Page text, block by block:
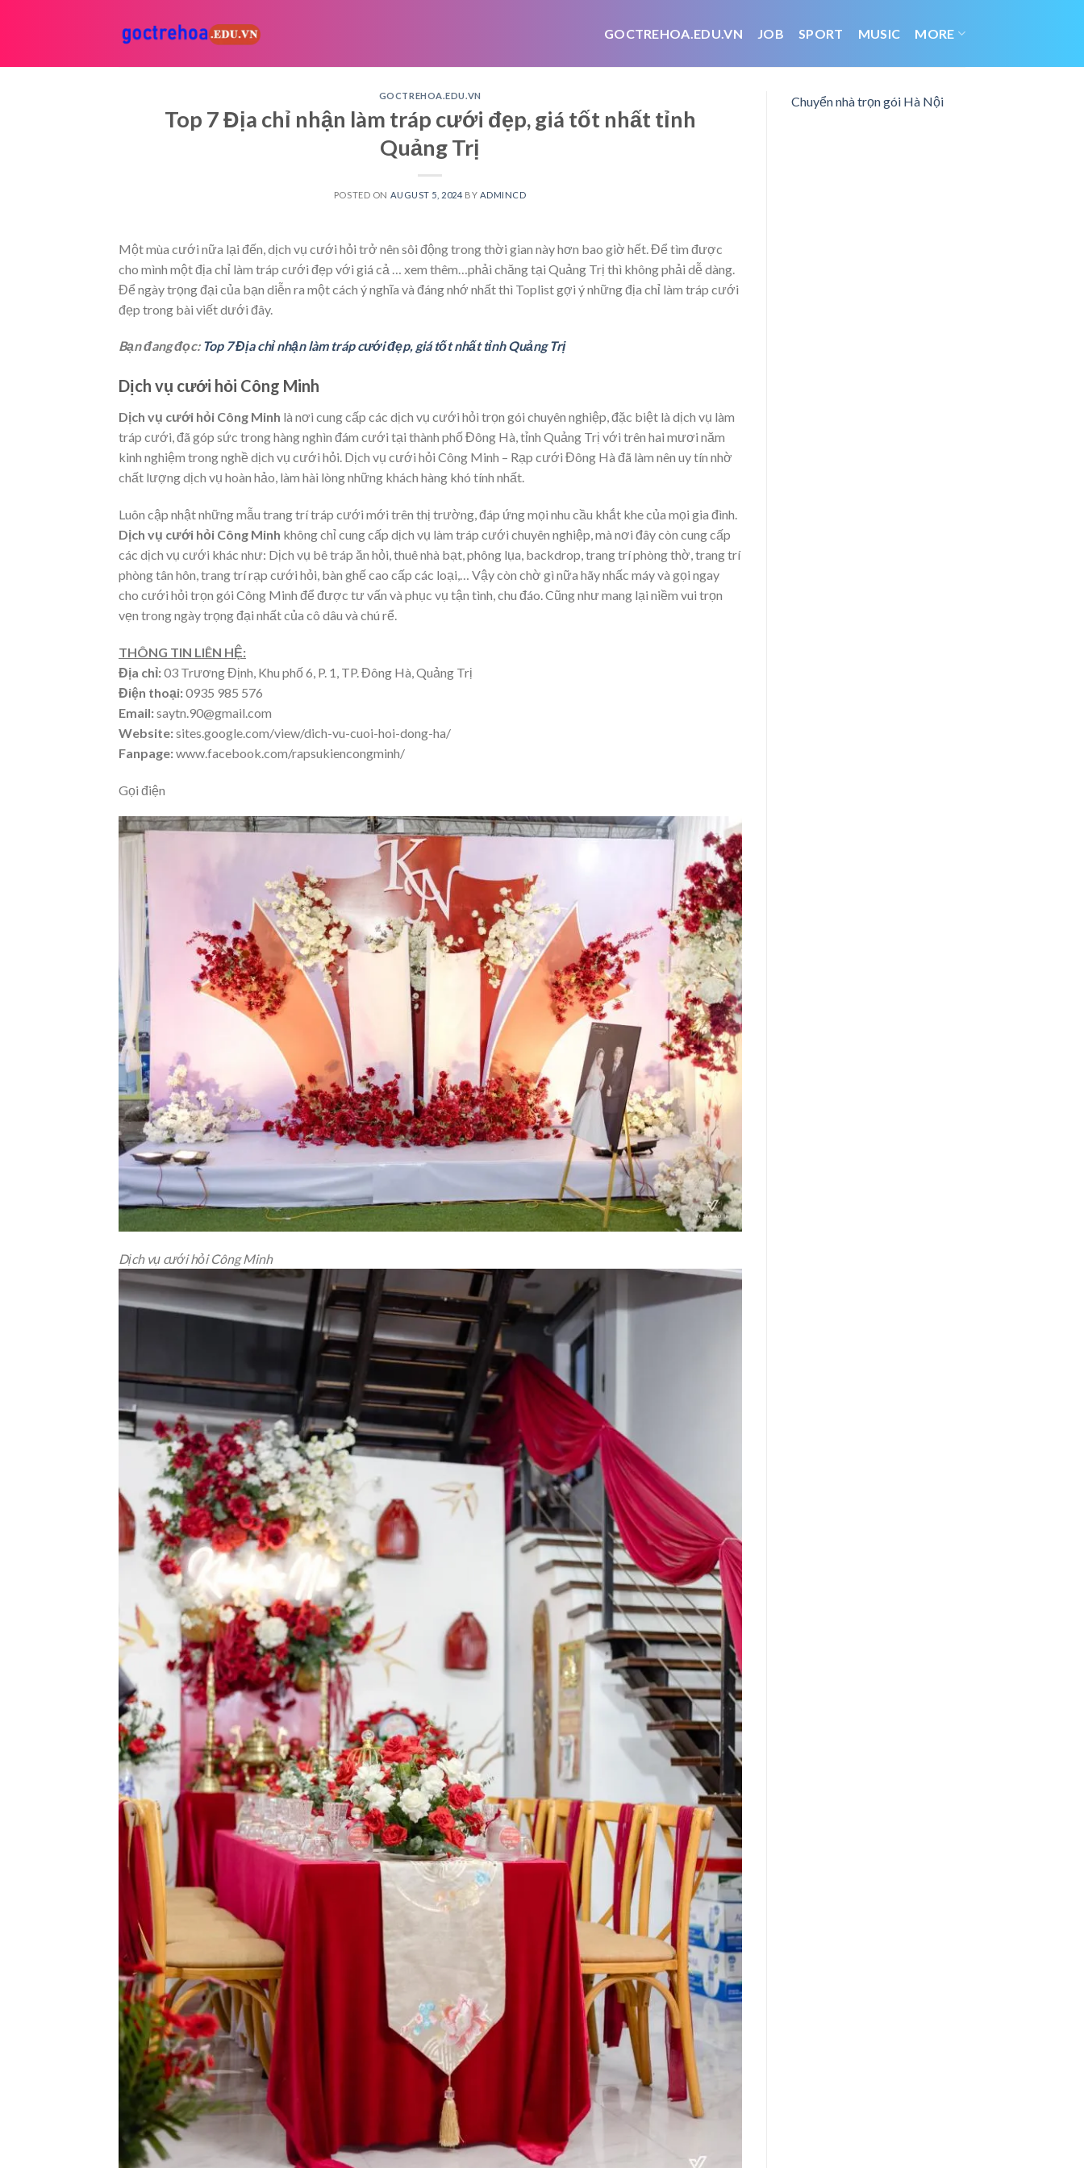
GOCTREHOA.EDU.VN JOB SPORT MUSIC MORE
GOCTREHOA.EDU.VN
Top 7 Địa chỉ nhận làm tráp cưới đẹp, giá tốt nhất tỉnh
Quảng Trị
POSTED ON AUGUST 5, 2024 BY ADMINCD
Một mùa cưới nữa lại đến, dịch vụ cưới hỏi trở nên sôi động trong thời gian này hơn bao giờ hết. Để tìm được
cho mình một địa chỉ làm tráp cưới đẹp với giá cả
… xem thêm… phải chăng tại Quảng Trị thì không phải dễ dàng.
Để ngày trọng đại của bạn diễn ra một cách ý nghĩa và đáng nhớ nhất thì Toplist gợi ý những địa chỉ làm tráp cưới
đẹp trong bài viết dưới đây.
Bạn đang đọc: Top 7 Địa chỉ nhận làm tráp cưới đẹp, giá tốt nhất tỉnh Quảng Trị
Dịch vụ cưới hỏi Công Minh
Dịch vụ cưới hỏi Công Minh là nơi cung cấp các dịch vụ cưới hỏi trọn gói chuyên nghiệp, đặc biệt là dịch vụ làm
tráp cưới, đã góp sức trong hàng nghìn đám cưới tại thành phố Đông Hà, tỉnh Quảng Trị với trên hai mươi năm
kinh nghiệm trong nghề dịch vụ cưới hỏi. Dịch vụ cưới hỏi Công Minh – Rạp cưới Đông Hà đã làm nên uy tín nhờ
chất lượng dịch vụ hoàn hảo, làm hài lòng những khách hàng khó tính nhất.
Luôn cập nhật những mẫu trang trí tráp cưới mới trên thị trường, đáp ứng mọi nhu cầu khắt khe của mọi gia đình.
Dịch vụ cưới hỏi Công Minh không chỉ cung cấp dịch vụ làm tráp cưới chuyên nghiệp, mà nơi đây còn cung cấp
các dịch vụ cưới khác như: Dịch vụ bê tráp ăn hỏi, thuê nhà bạt, phông lụa, backdrop, trang trí phòng thờ, trang trí
phòng tân hôn, trang trí rạp cưới hỏi, bàn ghế cao cấp các loại,… Vậy còn chờ gì nữa hãy nhấc máy và gọi ngay
cho cưới hỏi trọn gói Công Minh để được tư vấn và phục vụ tận tình, chu đáo. Cũng như mang lại niềm vui trọn
vẹn trong ngày trọng đại nhất của cô dâu và chú rể.
THÔNG TIN LIÊN HỆ:
Địa chỉ:03 Trương Định, Khu phố 6, P. 1, TP. Đông Hà, Quảng Trị
Điện thoại:0935 985 576
Email:saytn.90@gmail.com
Website:sites.google.com/view/dich-vu-cuoi-hoi-dong-ha/
Fanpage:www.facebook.com/rapsukiencongminh/
Gọi điện
Dịch vụ cưới hỏi Công Minh
Chuyển nhà trọn gói Hà Nội